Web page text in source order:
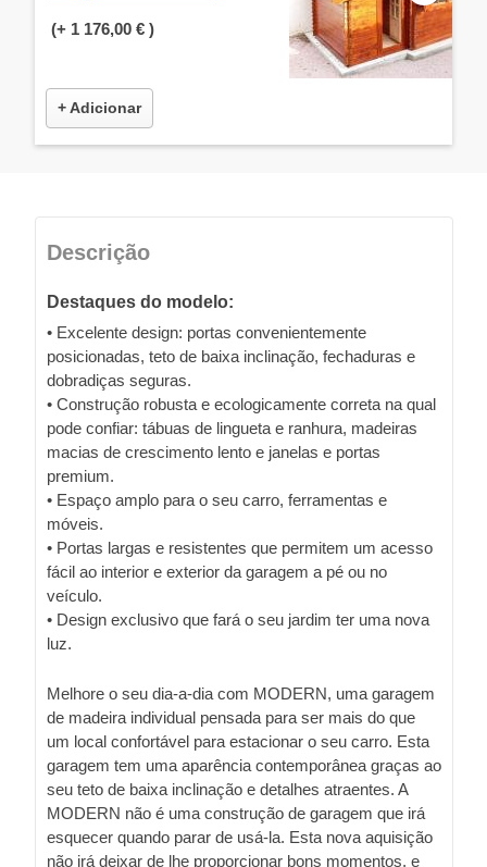
(+ 1 176,00 € )
+ Adicionar
Descrição
Destaques do modelo:
• Excelente design: portas convenientemente
posicionadas, teto de baixa inclinação, fechaduras e
dobradiças seguras.
• Construção robusta e ecologicamente correta na qual
pode confiar: tábuas de lingueta e ranhura, madeiras
macias de crescimento lento e janelas e portas
premium.
• Espaço amplo para o seu carro, ferramentas e
móveis.
• Portas largas e resistentes que permitem um acesso
fácil ao interior e exterior da garagem a pé ou no
veículo.
• Design exclusivo que fará o seu jardim ter uma nova
luz.
Melhore o seu dia-a-dia com MODERN, uma garagem
de madeira individual pensada para ser mais do que
um local confortável para estacionar o seu carro. Esta
garagem tem uma aparência contemporânea graças ao
seu teto de baixa inclinação e detalhes atraentes. A
MODERN não é uma construção de garagem que irá
esquecer quando parar de usá-la. Esta nova aquisição
não irá deixar de lhe proporcionar bons momentos, e